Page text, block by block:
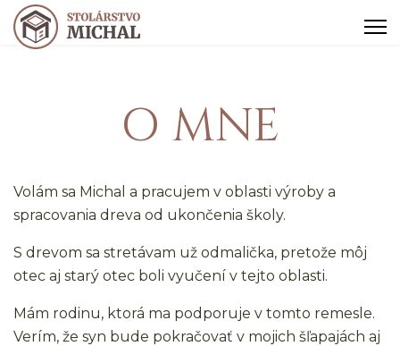
O MNE
Volám sa Michal a pracujem v oblasti výroby a
spracovania dreva od ukončenia školy.
S drevom sa stretávam už odmalička, pretože môj
otec aj starý otec boli vyučení v tejto oblasti.
Mám rodinu, ktorá ma podporuje v tomto remesle.
Verím, že syn bude pokračovať v mojich šľapajách aj